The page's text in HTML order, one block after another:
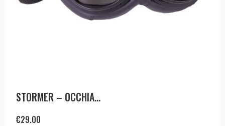
STORMER – OCCHIA...
€29.00